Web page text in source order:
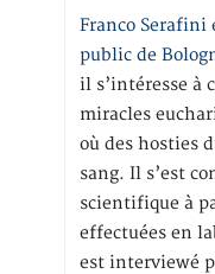
Franco Serafini
public de
il s’intéresse à
miracles
où des hosties
sang. Il s’est
scientifique à
effectuées en
est interviewé